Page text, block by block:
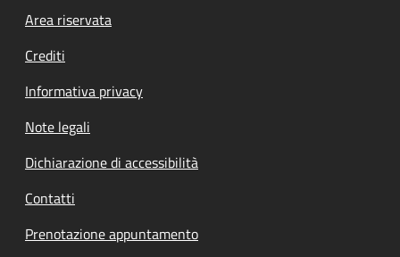
Footer menu
Area riservata
Crediti
Informativa privacy
Note legali
Dichiarazione di accessibilità
Contatti
Prenotazione appuntamento